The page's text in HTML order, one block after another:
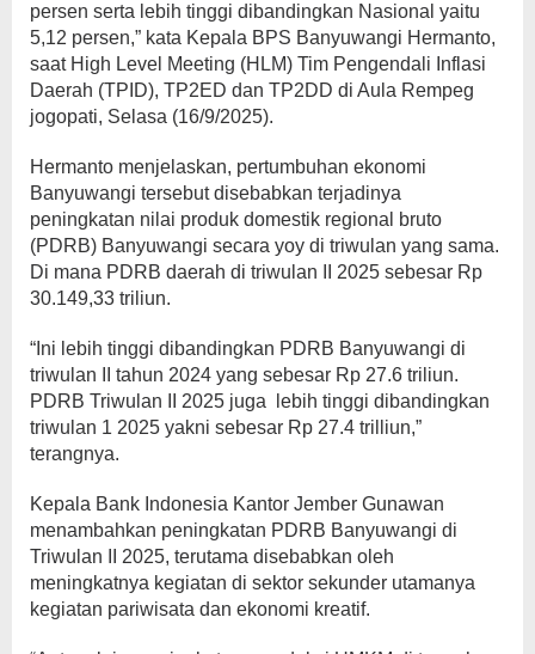
persen serta lebih tinggi dibandingkan Nasional yaitu
5,12 persen,” kata Kepala BPS Banyuwangi Hermanto,
saat High Level Meeting (HLM) Tim Pengendali Inflasi
Daerah (TPID), TP2ED dan TP2DD di Aula Rempeg
jogopati, Selasa (16/9/2025).
Hermanto menjelaskan, pertumbuhan ekonomi
Banyuwangi tersebut disebabkan terjadinya
peningkatan nilai produk domestik regional bruto
(PDRB) Banyuwangi secara yoy di triwulan yang sama.
Di mana PDRB daerah di triwulan II 2025 sebesar Rp
30.149,33 triliun.
“Ini lebih tinggi dibandingkan PDRB Banyuwangi di
triwulan II tahun 2024 yang sebesar Rp 27.6 triliun.
PDRB Triwulan II 2025 juga lebih tinggi dibandingkan
triwulan 1 2025 yakni sebesar Rp 27.4 trilliun,”
terangnya.
Kepala Bank Indonesia Kantor Jember Gunawan
menambahkan peningkatan PDRB Banyuwangi di
Triwulan II 2025, terutama disebabkan oleh
meningkatnya kegiatan di sektor sekunder utamanya
kegiatan pariwisata dan ekonomi kreatif.